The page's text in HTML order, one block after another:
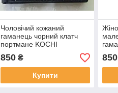
Чоловічий кожаний
гаманець чорний клатч
портмане KOCHI
850₴
Купити
850